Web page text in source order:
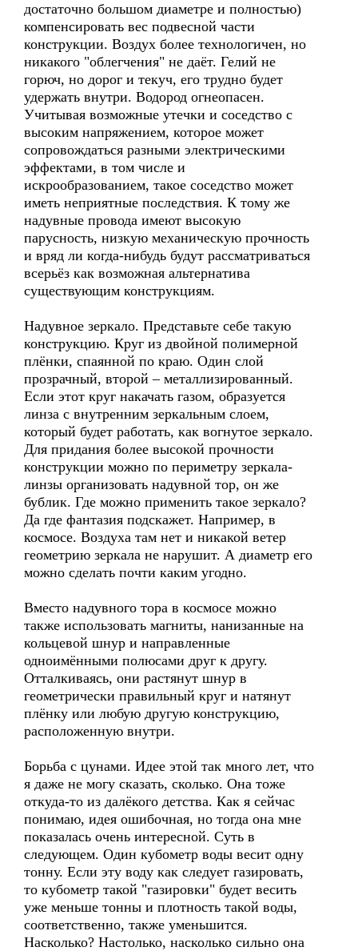
достаточно большом диаметре и полностью)
компенсировать вес подвесной части
конструкции. Воздух более технологичен, но
никакого "облегчения" не даёт. Гелий не
горюч, но дорог и текуч, его трудно будет
удержать внутри. Водород огнеопасен.
Учитывая возможные утечки и соседство с
высоким напряжением, которое может
сопровождаться разными электрическими
эффектами, в том числе и
искрообразованием, такое соседство может
иметь неприятные последствия. К тому же
надувные провода имеют высокую
парусность, низкую механическую прочность
и вряд ли когда-нибудь будут рассматриваться
всерьёз как возможная альтернатива
существующим конструкциям.
Надувное зеркало. Представьте себе такую
конструкцию. Круг из двойной полимерной
плёнки, спаянной по краю. Один слой
прозрачный, второй – металлизированный.
Если этот круг накачать газом, образуется
линза с внутренним зеркальным слоем,
который будет работать, как вогнутое зеркало.
Для придания более высокой прочности
конструкции можно по периметру зеркала-
линзы организовать надувной тор, он же
бублик. Где можно применить такое зеркало?
Да где фантазия подскажет. Например, в
космосе. Воздуха там нет и никакой ветер
геометрию зеркала не нарушит. А диаметр его
можно сделать почти каким угодно.
Вместо надувного тора в космосе можно
также использовать магниты, нанизанные на
кольцевой шнур и направленные
одноимёнными полюсами друг к другу.
Отталкиваясь, они растянут шнур в
геометрически правильный круг и натянут
плёнку или любую другую конструкцию,
расположенную внутри.
Борьба с цунами. Идее этой так много лет, что
я даже не могу сказать, сколько. Она тоже
откуда-то из далёкого детства. Как я сейчас
понимаю, идея ошибочная, но тогда она мне
показалась очень интересной. Суть в
следующем. Один кубометр воды весит одну
тонну. Если эту воду как следует газировать,
то кубометр такой "газировки" будет весить
уже меньше тонны и плотность такой воды,
соответственно, также уменьшится.
Насколько? Настолько, насколько сильно она